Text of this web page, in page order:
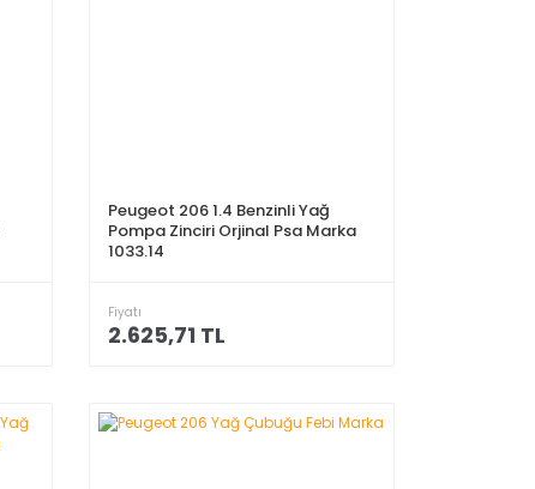
Peugeot 206 1.4 Benzinli Yağ
Pompa Zinciri Orjinal Psa Marka
1033.14
Fiyatı
2.625,71 TL